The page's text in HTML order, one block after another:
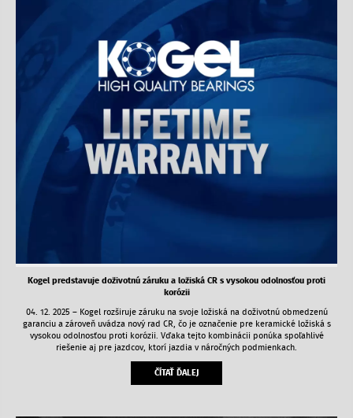
Kogel predstavuje doživotnú záruku a ložiská CR s vysokou odolnosťou proti
korózii
04. 12. 2025 – Kogel rozširuje záruku na svoje ložiská na doživotnú obmedzenú
garanciu a zároveň uvádza nový rad CR, čo je označenie pre keramické ložiská s
vysokou odolnosťou proti korózii. Vďaka tejto kombinácii ponúka spoľahlivé
riešenie aj pre jazdcov, ktorí jazdia v náročných podmienkach.
ČÍTAŤ ĎALEJ